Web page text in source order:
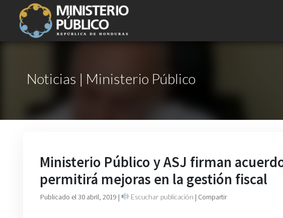
Noticias | Ministerio Público
Ministerio Público y ASJ firman
permitirá mejoras en la gestión fiscal
Publicado el 30 abril, 2019 | Escuchar publicación | Compartir